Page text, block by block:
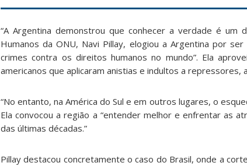
“A Argentina demonstrou que conhecer a verdade é um
Humanos da ONU, Navi Pillay, elogiou a Argentina por
crimes contra os direitos humanos no mundo”. Ela
americanos que aplicaram anistias e indultos a repressores,
“No entanto, na América do Sul e em outros lugares, o
Ela convocou a região a “entender melhor e enfrentar as
das últimas décadas.”
Pillay destacou concretamente o caso do Brasil, onde a